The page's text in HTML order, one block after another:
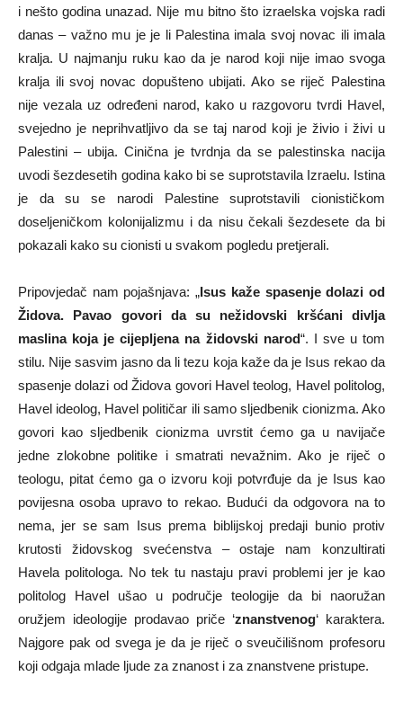
i nešto godina unazad. Nije mu bitno što izraelska vojska radi
danas – važno mu je je li Palestina imala svoj novac ili imala
kralja. U najmanju ruku kao da je narod koji nije imao svoga
kralja ili svoj novac dopušteno ubijati. Ako se riječ Palestina
nije vezala uz određeni narod, kako u razgovoru tvrdi Havel,
svejedno je neprihvatljivo da se taj narod koji je živio i živi u
Palestini – ubija. Cinična je tvrdnja da se palestinska nacija
uvodi šezdesetih godina kako bi se suprotstavila Izraelu. Istina
je da su se narodi Palestine suprotstavili cionističkom
doseljeničkom kolonijalizmu i da nisu čekali šezdesete da bi
pokazali kako su cionisti u svakom pogledu pretjerali.
Pripovjedač nam pojašnjava: „Isus kaže spasenje dolazi od
Židova. Pavao govori da su nežidovski kršćani divlja
maslina koja je cijepljena na židovski narod“. I sve u tom
stilu. Nije sasvim jasno da li tezu koja kaže da je Isus rekao da
spasenje dolazi od Židova govori Havel teolog, Havel politolog,
Havel ideolog, Havel političar ili samo sljedbenik cionizma. Ako
govori kao sljedbenik cionizma uvrstit ćemo ga u navijače
jedne zlokobne politike i smatrati nevažnim. Ako je riječ o
teologu, pitat ćemo ga o izvoru koji potvrđuje da je Isus kao
povijesna osoba upravo to rekao. Budući da odgovora na to
nema, jer se sam Isus prema biblijskoj predaji bunio protiv
krutosti židovskog svećenstva – ostaje nam konzultirati
Havela politologa. No tek tu nastaju pravi problemi jer je kao
politolog Havel ušao u područje teologije da bi naoružan
oružjem ideologije prodavao priče ‘znanstvenog‘ karaktera.
Najgore pak od svega je da je riječ o sveučilišnom profesoru
koji odgaja mlade ljude za znanost i za znanstvene pristupe.